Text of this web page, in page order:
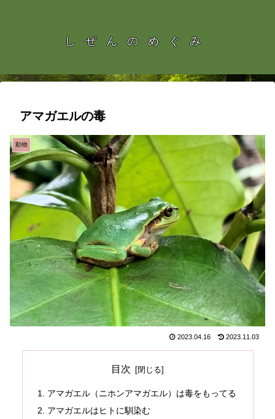
しぜんのめぐみ
アマガエルの毒
動物
2023.04.16 2023.11.03
目次
アマガエル（ニホンアマガエル）は毒をもってる
アマガエルはヒトに馴染む